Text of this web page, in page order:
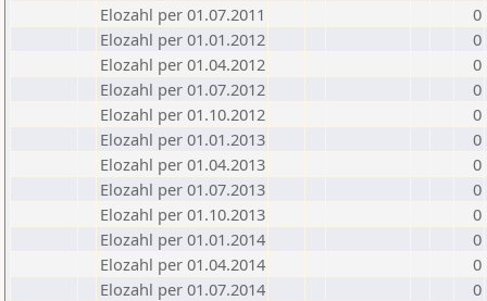
Elozahl per 01.07.2011
0
Elozahl per 01.01.2012
0
Elozahl per 01.04.2012
0
Elozahl per 01.07.2012
0
Elozahl per 01.10.2012
0
Elozahl per 01.01.2013
0
Elozahl per 01.04.2013
0
Elozahl per 01.07.2013
0
Elozahl per 01.10.2013
0
Elozahl per 01.01.2014
0
Elozahl per 01.04.2014
0
Elozahl per 01.07.2014
0